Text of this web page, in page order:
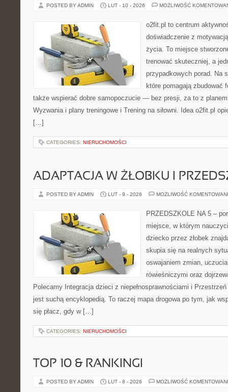
POSTED BY ADMIN LUT - 10 - 2026 MOŻLIWOŚĆ
o2fit.pl to centrum
doświadczenie z
życia. To miejsce
trenować skuteczniej, a
przypadkowych porad. Na
które pomagają zbudować
także wspierać dobre samopoczucie — bez presji, za to z
Wyzwania i plany treningowe i Trening na siłowni. Idea o2fit.pl
[…]
CATEGORIES: NIERUCHOMOŚCI
ADAPTACJA W ŻŁOBKU I
POSTED BY ADMIN LUT - 9 - 2026 MOŻLIWOŚĆ
PRZEDSZKOLE NA 5 –
miejsce, w którym
dziecko przez żłobek
skupia się na realnych
oswajaniem zmian,
rówieśniczymi oraz
Polecamy Integracja dzieci z niepełnosprawnościami i
jest suchą encyklopedią. To raczej mapa drogowa po tym, jak
się płacz, gdy w […]
CATEGORIES: NIERUCHOMOŚCI
TOP 10 & RANKINGI
POSTED BY ADMIN LUT - 8 - 2026 MOŻLIWOŚĆ